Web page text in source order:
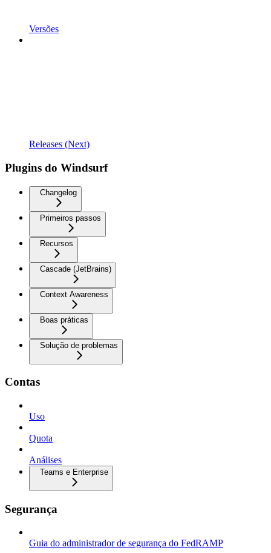
Versões
Releases (Next)
Plugins do Windsurf
Changelog
Primeiros passos
Recursos
Cascade (JetBrains)
Context Awareness
Boas práticas
Solução de problemas
Contas
Uso
Quota
Análises
Teams e Enterprise
Segurança
Guia do administrador de segurança do FedRAMP